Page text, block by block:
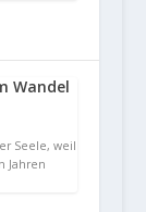
Wandel
Seele, weil
Jahren